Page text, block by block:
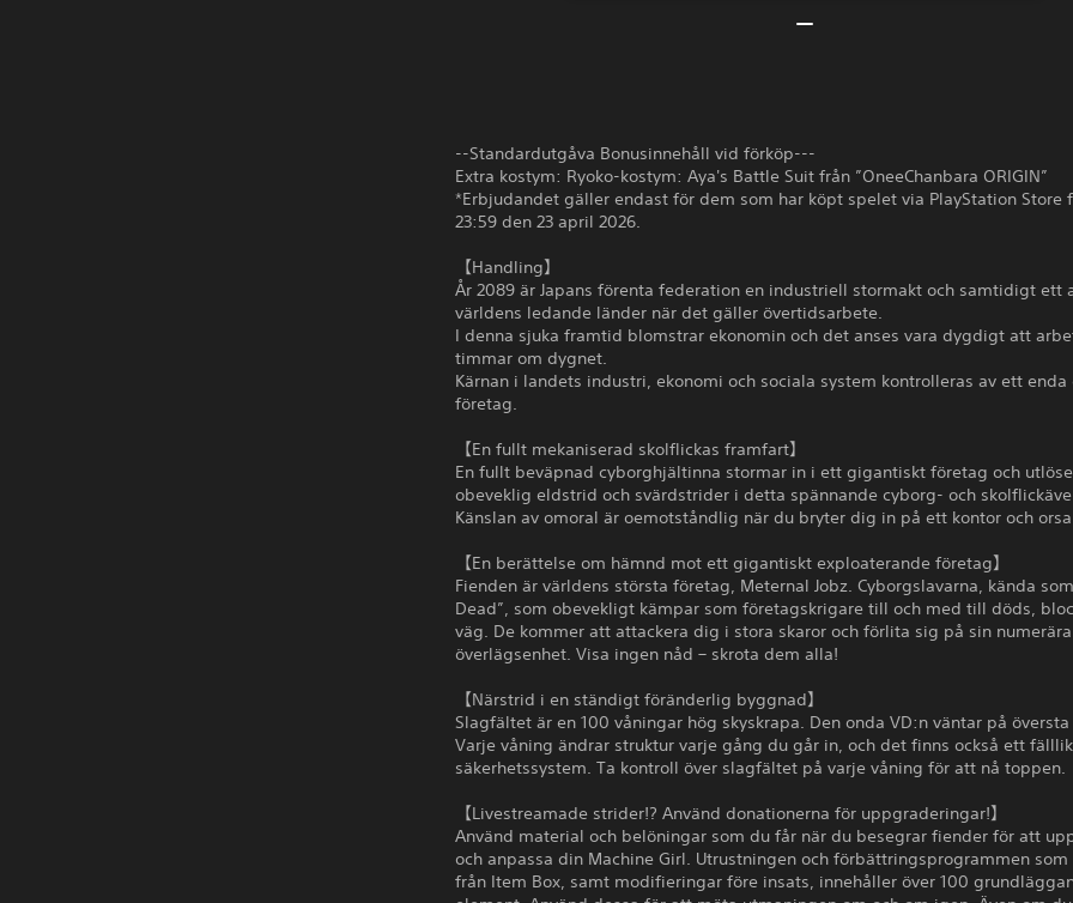
--Standardutgåva Bonusinnehåll vid förköp---
Extra kostym: Ryoko-kostym: Aya's Battle Suit från ”OneeChanbara ORIGIN”
*Erbjudandet gäller endast för dem som har köpt spelet via PlayStation Store
23:59 den 23 april 2026.
【Handling】
År 2089 är Japans förenta federation en industriell stormakt och samtidigt ett
världens ledande länder när det gäller övertidsarbete.
I denna sjuka framtid blomstrar ekonomin och det anses vara dygdigt att
timmar om dygnet.
Kärnan i landets industri, ekonomi och sociala system kontrolleras av ett
företag.
【En fullt mekaniserad skolflickas framfart】
En fullt beväpnad cyborghjältinna stormar in i ett gigantiskt företag och
obeveklig eldstrid och svärdstrider i detta spännande cyborg- och
Känslan av omoral är oemotståndlig när du bryter dig in på ett kontor och
【En berättelse om hämnd mot ett gigantiskt exploaterande företag】
Fienden är världens största företag, Meternal Jobz. Cyborgslavarna, kända
Dead”, som obevekligt kämpar som företagskrigare till och med till döds,
väg. De kommer att attackera dig i stora skaror och förlita sig på sin numerära
överlägsenhet. Visa ingen nåd – skrota dem alla!
【Närstrid i en ständigt föränderlig byggnad】
Slagfältet är en 100 våningar hög skyskrapa. Den onda VD:n väntar på
Varje våning ändrar struktur varje gång du går in, och det finns också ett
säkerhetssystem. Ta kontroll över slagfältet på varje våning för att nå toppen.
【Livestreamade strider!? Använd donationerna för uppgraderingar!】
Använd material och belöningar som du får när du besegrar fiender för att
och anpassa din Machine Girl. Utrustningen och förbättringsprogrammen
från Item Box, samt modifieringar före insats, innehåller över 100